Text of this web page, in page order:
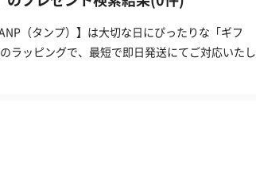
（タンプ）】は大切な日にぴったりな「ギフ
ラッピングで、最短で即日発送にてご対応いたし